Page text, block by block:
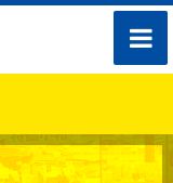
toggle